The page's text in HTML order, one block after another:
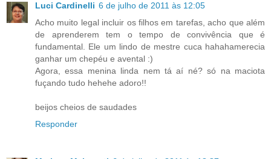
Luci Cardinelli 6 de julho de 2011 às 12:05
Acho muito legal incluir os filhos em tarefas, acho que além
de aprenderem tem o tempo de convivência que é
fundamental. Ele um lindo de mestre cuca hahahamerecia
ganhar um chepéu e avental :)
Agora, essa menina linda nem tá aí né? só na maciota
fuçando tudo hehehe adoro!!
beijos cheios de saudades
Responder